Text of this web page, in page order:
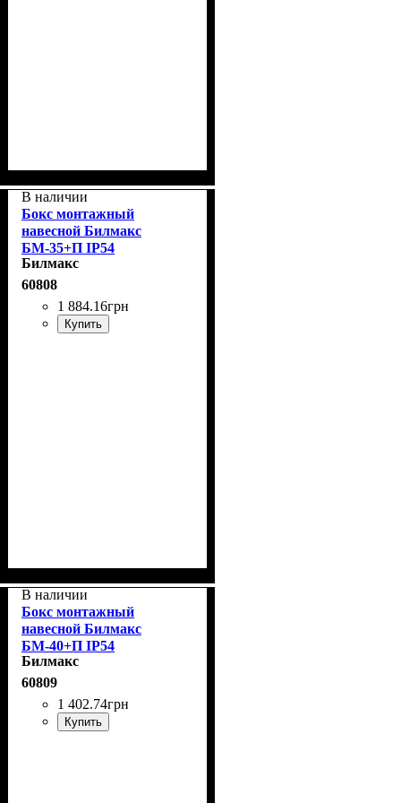
В наличии
Бокс монтажный
навесной Билмакс
БМ-35+П IP54
Билмакс
60808
1 884.16грн
Купить
В наличии
Бокс монтажный
навесной Билмакс
БМ-40+П IP54
Билмакс
60809
1 402.74грн
Купить